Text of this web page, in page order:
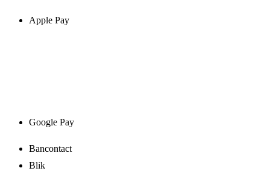
Apple Pay
Google Pay
Bancontact
Blik